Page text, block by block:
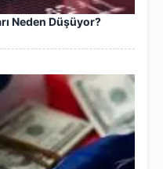
Neden Düşüyor?